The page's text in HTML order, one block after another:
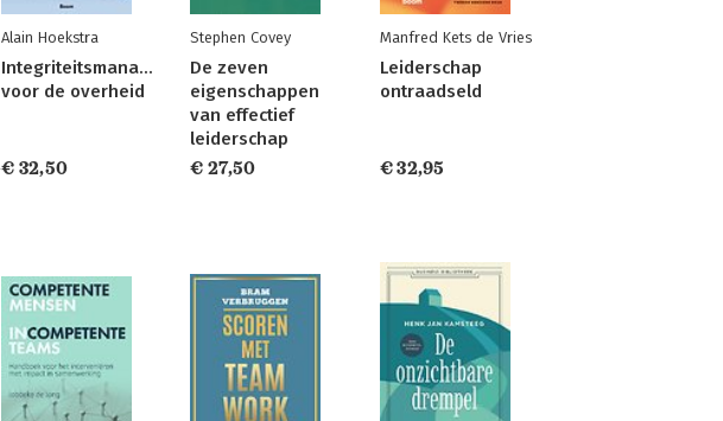
Alain Hoekstra
Integriteitsmanagement
voor de overheid
€ 32,50
Stephen Covey
De zeven
eigenschappen
van effectief
leiderschap
€ 27,50
Manfred Kets de Vries
Leiderschap
ontraadseld
€ 32,95